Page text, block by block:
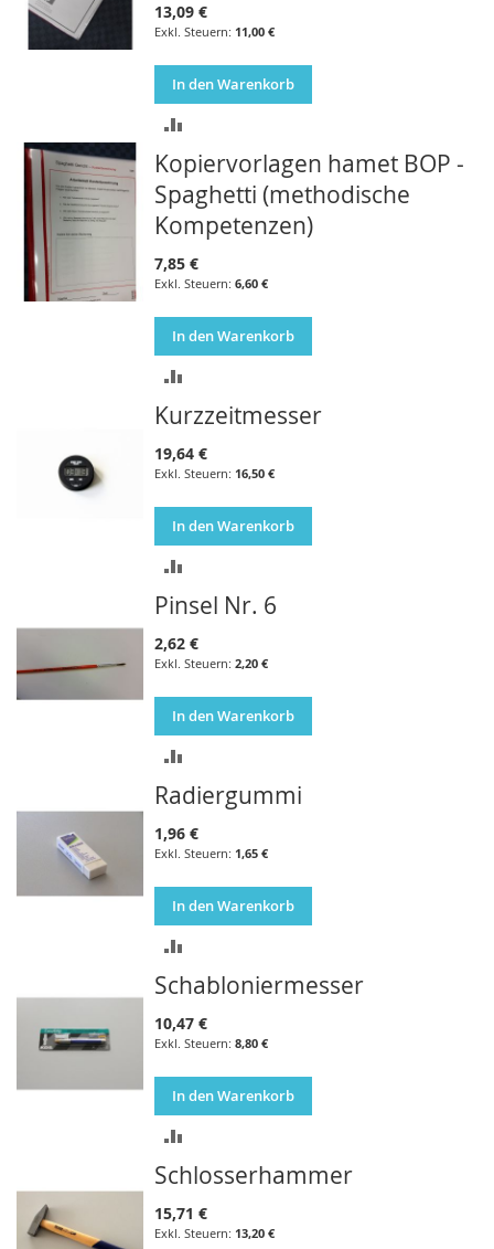
13,09 €
11,00 €
In den Warenkorb
VERGLEICHSLISTE
HINZUFÜGEN
Kopiervorlagen hamet BOP -
Spaghetti (methodische
Kompetenzen)
7,85 €
6,60 €
In den Warenkorb
VERGLEICHSLISTE
HINZUFÜGEN
Kurzzeitmesser
19,64 €
16,50 €
In den Warenkorb
VERGLEICHSLISTE
HINZUFÜGEN
Pinsel Nr. 6
2,62 €
2,20 €
In den Warenkorb
VERGLEICHSLISTE
HINZUFÜGEN
Radiergummi
1,96 €
1,65 €
In den Warenkorb
VERGLEICHSLISTE
HINZUFÜGEN
Schabloniermesser
10,47 €
8,80 €
In den Warenkorb
VERGLEICHSLISTE
HINZUFÜGEN
Schlosserhammer
15,71 €
13,20 €